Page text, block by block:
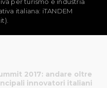
italiana: iTANDEM
2017: andare oltre
innovatori italiani